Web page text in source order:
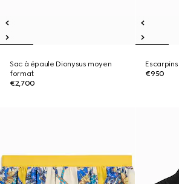
Sac à épaule Dionysus moyen
format
€2,700
€950